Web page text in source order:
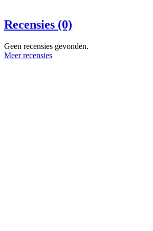
Recensies (0)
Geen recensies gevonden.
Meer recensies